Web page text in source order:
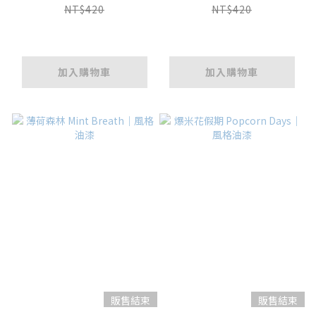
NT$420
加入購物車
NT$420
加入購物車
販售結束 販售結束